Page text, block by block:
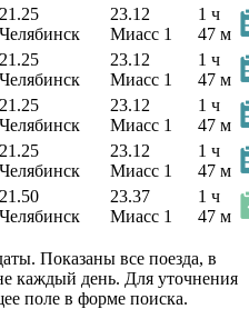
21.25
Челябинск
23.12
Миасс 1
1 ч
47 м
21.25
Челябинск
23.12
Миасс 1
1 ч
47 м
21.25
Челябинск
23.12
Миасс 1
1 ч
47 м
21.25
Челябинск
23.12
Миасс 1
1 ч
47 м
21.50
Челябинск
23.37
Миасс 1
1 ч
47 м
Показаны все поезда, в
каждый день. Для уточнения
поле в форме поиска.